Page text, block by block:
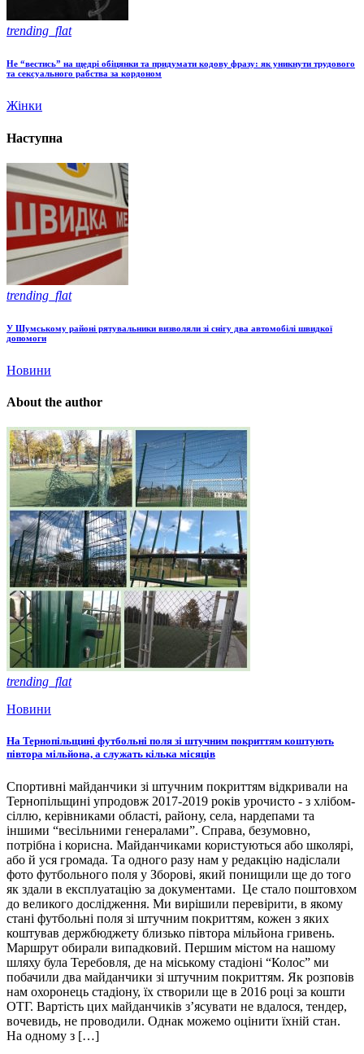
trending_flat
Не “вестись” на щедрі обіцянки та придумати кодову фразу: як уникнути трудового
та сексуального рабства за кордоном
Жінки
Наступна
trending_flat
У Шумському районі рятувальники визволяли зі снігу два автомобілі швидкої
допомоги
Новини
About the author
trending_flat
Новини
На Тернопільщині футбольні поля зі штучним покриттям коштують
півтора мільйона, а служать кілька місяців
Спортивні майданчики зі штучним покриттям відкривали на
Тернопільщині упродовж 2017-2019 років урочисто - з хлібом-
сіллю, керівниками області, району, села, нардепами та
іншими “весільними генералами”. Справа, безумовно,
потрібна і корисна. Майданчиками користуються або школярі,
або й уся громада. Та одного разу нам у редакцію надіслали
фото футбольного поля у Зборові, який понищили ще до того
як здали в експлуатацію за документами. Це стало поштовхом
до великого дослідження. Ми вирішили перевірити, в якому
стані футбольні поля зі штучним покриттям, кожен з яких
коштував держбюджету близько півтора мільйона гривень.
Маршрут обирали випадковий. Першим містом на нашому
шляху була Теребовля, де на міському стадіоні “Колос” ми
побачили два майданчики зі штучним покриттям. Як розповів
нам охоронець стадіону, їх створили ще в 2016 році за кошти
ОТГ. Вартість цих майданчиків з’ясувати не вдалося, тендер,
вочевидь, не проводили. Однак можемо оцінити їхній стан.
На одному з […]